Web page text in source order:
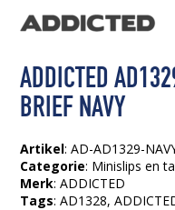
ADDICTED
BRIEF NAVY
Artikel: AD-AD1329-
Categorie: Minislips en
Merk: ADDICTED
Tags:AD1328,